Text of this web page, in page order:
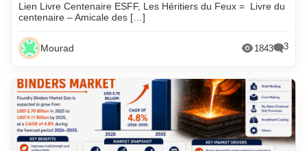
Lien Livre Centenaire ESFF, Les Héritiers du Feux = Livre du
centenaire – Amicale des […]
Mourad 1843 3